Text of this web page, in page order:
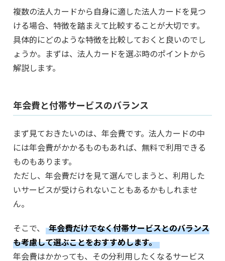
複数の法人カードから自身に適した法人カードを見つ
ける場合、特徴を踏まえて比較することが大切です。
具体的にどのような特徴を比較しておくと良いのでし
ょうか。まずは、法人カードを選ぶ時のポイントから
解説します。
年会費と付帯サービスのバランス
まず見ておきたいのは、年会費です。法人カードの中
には年会費がかかるものもあれば、無料で利用できる
ものもあります。
ただし、年会費だけを見て選んでしまうと、利用した
いサービスが受けられないこともあるかもしれませ
ん。
そこで、
年会費だけでなく付帯サービスとのバランス
も考慮して選ぶことをおすすめします。
年会費はかかっても、その分利用したくなるサービス